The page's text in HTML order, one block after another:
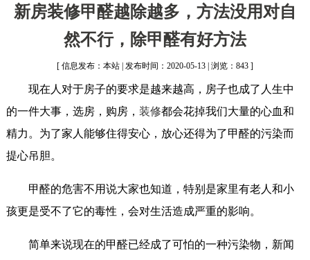
新房装修甲醛越除越多，方法没用对自
然不行，除甲醛有好方法
[ 信息发布：本站 | 发布时间：2020-05-13 | 浏览：843 ]
现在人对于房子的要求是越来越高，房子也成了人生中
的一件大事，选房，购房， 装修都会花掉我们大量的心血和
精力。为了家人能够住得安心，放心还得为了甲醛的污染而
提心吊胆。
甲醛的危害不用说大家也知道，特别是家里有老人和小
孩更是受不了它的毒性，会对生活造成严重的影响。
简单来说现在的甲醛已经成了可怕的一种污染物，新闻